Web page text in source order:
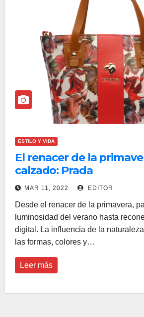
ESTILO Y VIDA
El renacer de la
calzado: Prada
MAR 11, 2022 EDITOR
Desde el renacer de la primavera,
luminosidad del verano hasta
digital. La influencia de la
las formas, colores y…
Leer más